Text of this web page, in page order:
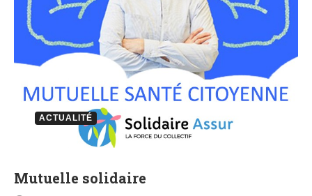
ACTUALITÉ
Mutuelle solidaire